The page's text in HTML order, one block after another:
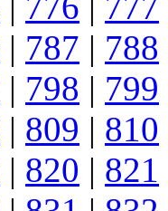
| 787 | 788
| 798 | 799
| 809 | 810
| 820 | 821